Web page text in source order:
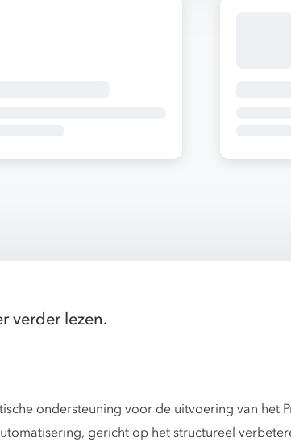
verder lezen.
ondersteuning voor de uitvoering van het
gericht op het structureel